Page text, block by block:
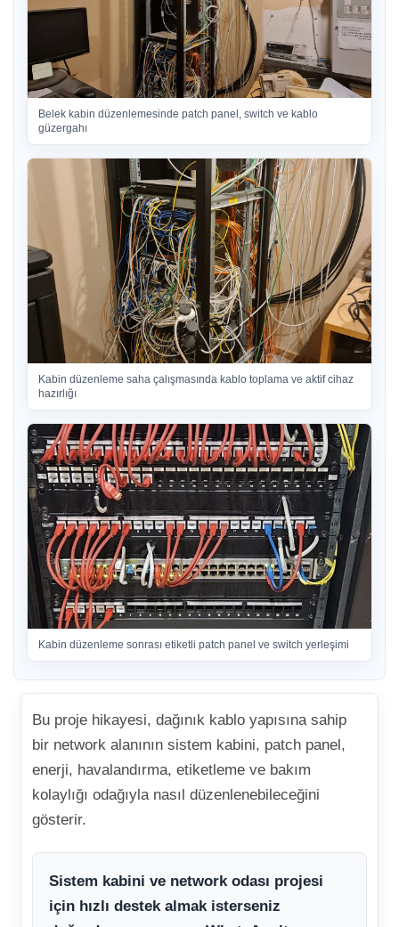
Belek kabin düzenlemesinde patch panel, switch ve kablo
güzergahı
Kabin düzenleme saha çalışmasında kablo toplama ve aktif cihaz
hazırlığı
Kabin düzenleme sonrası etiketli patch panel ve switch yerleşimi
Bu proje hikayesi, dağınık kablo yapısına sahip
bir network alanının sistem kabini, patch panel,
enerji, havalandırma, etiketleme ve bakım
kolaylığı odağıyla nasıl düzenlenebileceğini
gösterir.
Sistem kabini ve network odası projesi
için hızlı destek almak isterseniz